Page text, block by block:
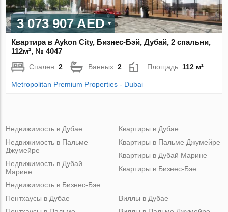
3 073 907 AED
Квартира в Aykon City, Бизнес-Бэй, Дубай, 2 спальни,
112м², № 4047
Спален:2 Ванных:2 Площадь: 112 м²
Metropolitan Premium Properties - Dubai
Недвижимость в Дубае
Недвижимость в Пальме
Джумейре
Недвижимость в Дубай
Марине
Недвижимость в Бизнес-Бэе
Квартиры в Дубае
Квартиры в Пальме Джумейре
Квартиры в Дубай Марине
Квартиры в Бизнес-Бэе
Пентхаусы в Дубае
Виллы в Дубае